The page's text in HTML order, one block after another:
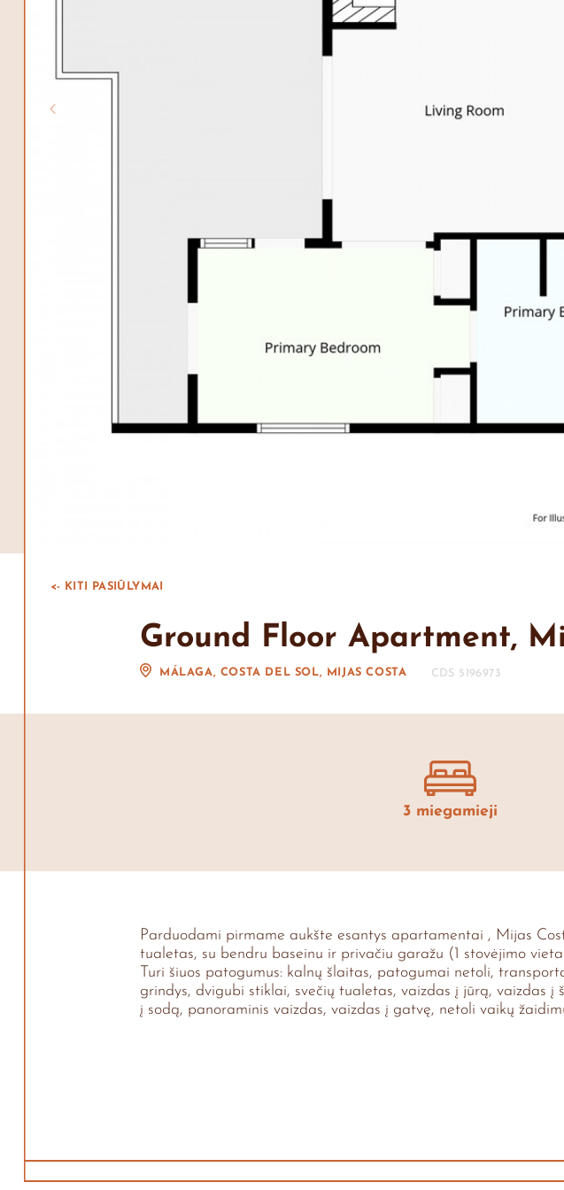
<- KITI PASIŪLYMAI
Ground Floor Apartment,
MÁLAGA, COSTA DEL SOL, MIJAS COSTA CDS 5196973
3 miegamieji
Parduodami pirmame aukšte esantys apartamentai , Mijas
tualetas, su bendru baseinu ir privačiu garažu (1 stovėjimo
Turi šiuos patogumus: kalnų šlaitas, patogumai netoli,
grindys, dvigubi stiklai, svečių tualetas, vaizdas į jūrą, vaizdas
į sodą, panoraminis vaizdas, vaizdas į gatvę, netoli vaikų